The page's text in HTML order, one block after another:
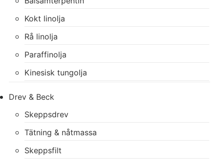
Kokt linolja
Rå linolja
Paraffinolja
Kinesisk tungolja
Drev & Beck
Skeppsdrev
Tätning & nåtmassa
Skeppsfilt